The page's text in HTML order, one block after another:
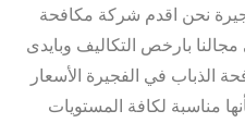
نحن اقدم شركة مكافحة
بارخص التكاليف وبايدى
الذباب في الفجيرة الأسعار
مناسبة لكافة المستويات